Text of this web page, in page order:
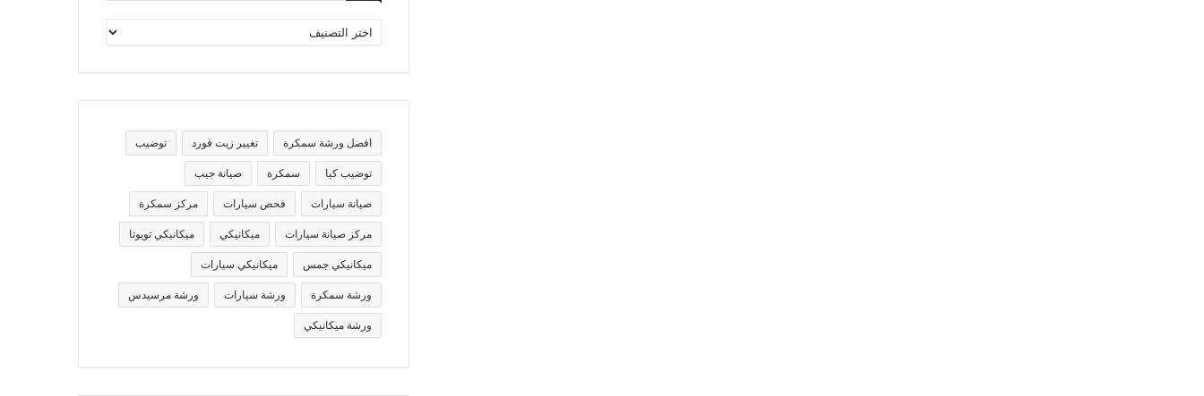
ص
ف
تافضل ورشة سمكرة تغيير زيت فورد توضيب
توضيب كيا سمكرة صيانة جيب
صيانة سيارات فحص سيارات مركز سمكرة
مركز صيانة سيارات ميكانيكي ميكانيكي تويوتا
ميكانيكي جمس ميكانيكي سيارات
ورشة سمكرة ورشة سيارات ورشة مرسيدس
ورشة ميكانيكي